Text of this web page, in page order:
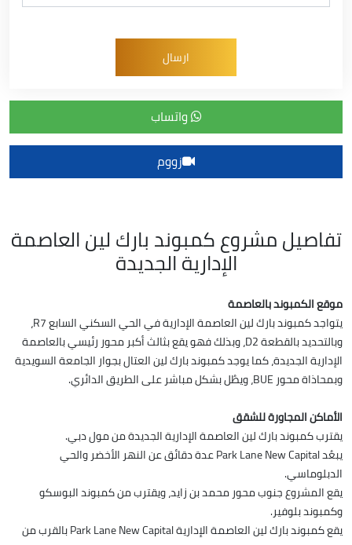
واتساب
زووم
تفاصيل مشروع كمبوند بارك لين العاصمة
الإدارية الجديدة
موقع الكمبوند بالعاصمة
يتواجد كمبوند بارك لين العاصمة الإدارية في الحي السكني السابع R7،
وبالتحديد بالقطعة D2، وبذلك فهو يقع بثالث أكبر محور رئيسي بالعاصمة
الإدارية الجديدة، كما يوجد كمبوند بارك لين العتال بجوار الجامعة السويدية
وبمحاذاة محور BUE، ويطُل بشكل مباشر على الطريق الدائري.
الأماكن المجاورة للشقق
يقترب كمبوند بارك لين العاصمة الإدارية الجديدة من مول دبي.
يبعُد Park Lane New Capital عدة دقائق عن النهر الأخضر والحي
الدبلوماسي.
يقع المشروع جنوب محور محمد بن زايد، ويقترب من كمبوند البوسكو
وكمبوند بلوفير.
يقع كمبوند بارك لين العاصمة الإدارية Park Lane New Capital بالقرب من